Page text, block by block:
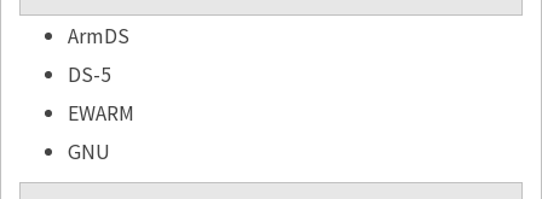
ArmDS
DS-5
EWARM
GNU